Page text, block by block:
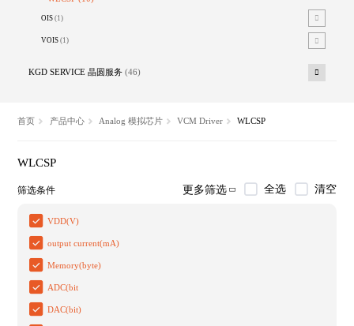
OIS(1)
VOIS(1)
KGD SERVICE 晶圆服务 (46)
首页 产品中心 Analog 模拟芯片 VCM Driver WLCSP
WLCSP
筛选条件 更多筛选 全选 清空
VDD(V)
output current(mA)
Memory(byte)
ADC(bit
DAC(bit)